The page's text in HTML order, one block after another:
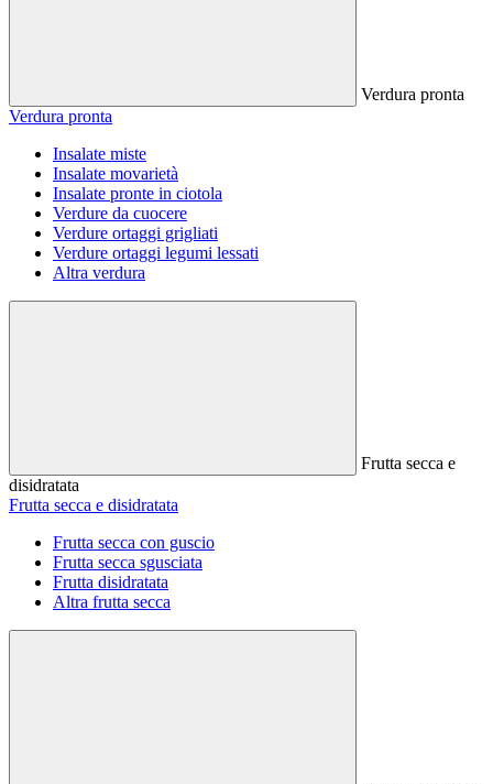
Verdura pronta
Verdura pronta
Insalate miste
Insalate movarietà
Insalate pronte in ciotola
Verdure da cuocere
Verdure ortaggi grigliati
Verdure ortaggi legumi lessati
Altra verdura
Frutta secca e
disidratata
Frutta secca e disidratata
Frutta secca con guscio
Frutta secca sgusciata
Frutta disidratata
Altra frutta secca